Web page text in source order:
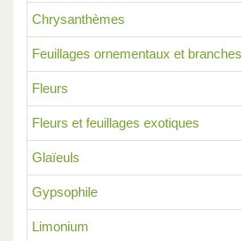
Chrysanthèmes
Feuillages ornementaux et branches
Fleurs
Fleurs et feuillages exotiques
Glaïeuls
Gypsophile
Limonium